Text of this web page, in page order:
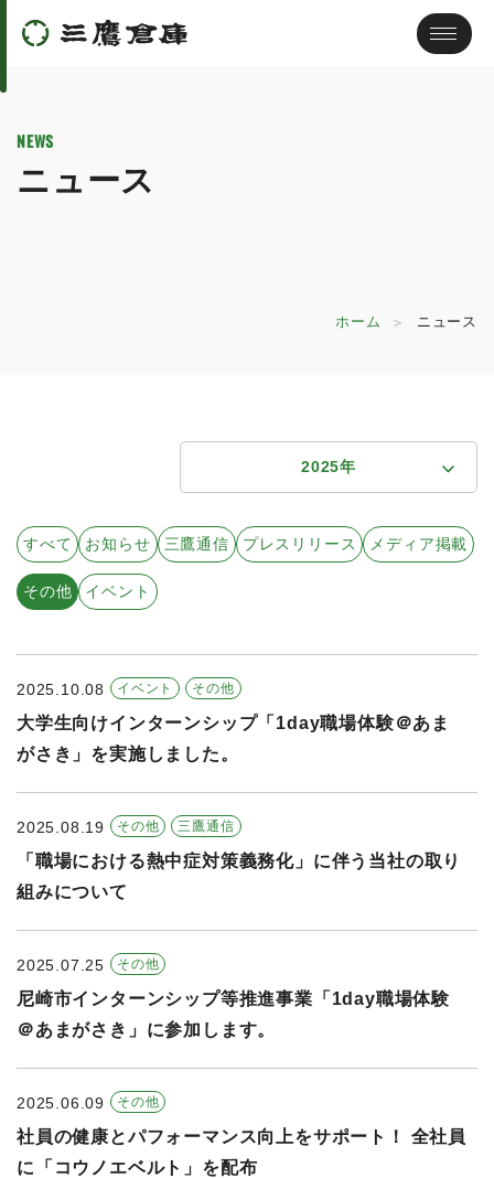
NEWS
ニュース
ホーム ニュース
2025年
すべての年度
2024年
すべて お知らせ 三鷹通信 プレスリリース メディア掲載
その他 イベント
2025.10.08 イベント その他
大学生向けインターンシップ「1day職場体験＠あま
がさき」を実施しました。
2025.08.19 その他 三鷹通信
「職場における熱中症対策義務化」に伴う当社の取り
組みについて
2025.07.25 その他
尼崎市インターンシップ等推進事業「1day職場体験
＠あまがさき」に参加します。
2025.06.09 その他
社員の健康とパフォーマンス向上をサポート！ 全社員
に「コウノエベルト」を配布